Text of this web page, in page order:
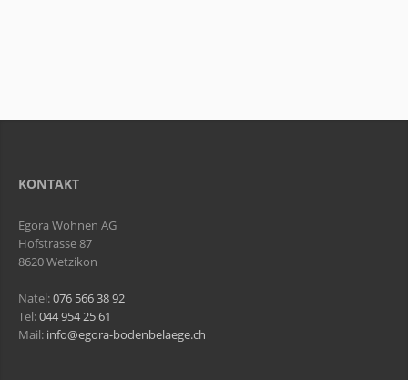
KONTAKT
Egora Wohnen AG
Hofstrasse 87
8620 Wetzikon
Natel:076 566 38 92
Tel:044 954 25 61
Mail: info@egora-bodenbelaege.ch